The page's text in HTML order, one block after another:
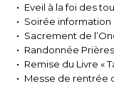
Eveil à la foi des
Soirée information
Sacrement de
Randonnée
Remise du Livre «
Messe de rentrée